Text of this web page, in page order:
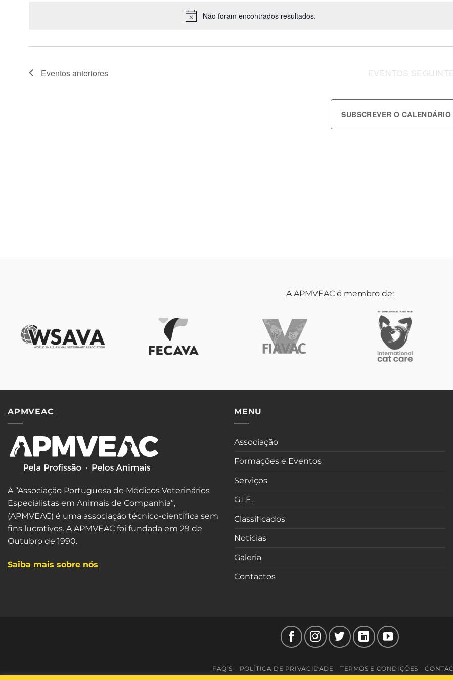
Não foram encontrados resultados.
Eventosanteriores EVENTOS
SUBSCREVER O CALENDÁRIO
A APMVEAC é membro de:
APMVEAC
A “Associação Portuguesa de Médicos Veterinários
Especialistas em Animais de Companhia”,
(APMVEAC) é uma associação técnico-científica sem
fins lucrativos. A APMVEAC foi fundada em 29 de
Outubro de 1990.
Saiba mais sobre nós
MENU
Associação
Formações e Eventos
Serviços
G.I.E.
Classificados
Notícias
Galeria
Contactos
FAQ’S POLÍTICA DE PRIVACIDADE TERMOS E CONDIÇÕES